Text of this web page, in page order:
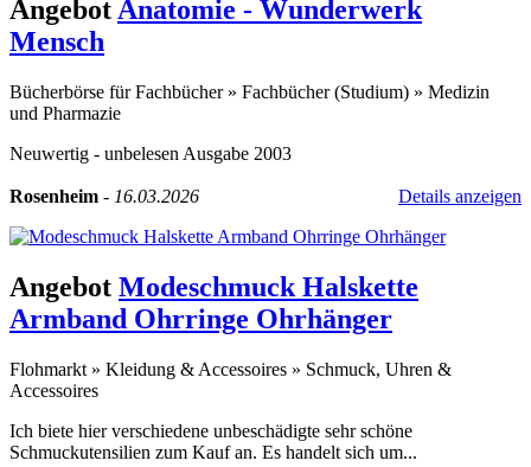
AngebotAnatomie - Wunderwerk
Mensch
Bücherbörse für Fachbücher » Fachbücher (Studium) » Medizin
und Pharmazie
Neuwertig - unbelesen Ausgabe 2003
Rosenheim - 16.03.2026 Details anzeigen
Angebot Modeschmuck Halskette
Armband Ohrringe Ohrhänger
Flohmarkt » Kleidung & Accessoires » Schmuck, Uhren &
Accessoires
Ich biete hier verschiedene unbeschädigte sehr schöne
Schmuckutensilien zum Kauf an. Es handelt sich um...